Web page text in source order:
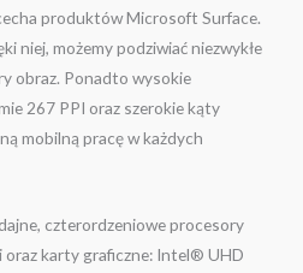
produktów Microsoft Surface.
niej, możemy podziwiać niezwykłe
obraz. Ponadto wysokie
267 PPI oraz szerokie kąty
mobilną pracę w każdych
czterordzeniowe procesory
karty graficzne: Intel® UHD